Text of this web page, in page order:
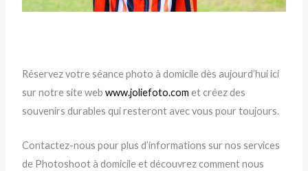
Réservez votre séance photo à domicile dès aujourd’hui ici
sur notre site webwww.joliefoto.com et créez des
souvenirs durables qui resteront avec vous pour toujours.
Contactez-nous pour plus d’informations sur nos services
de Photoshoot à domicile et découvrez comment nous